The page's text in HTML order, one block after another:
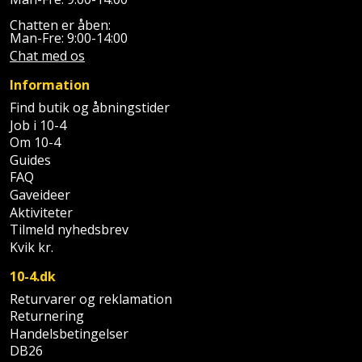
Tommestok
Tragt
Ud-
og
aftrækker
Værktøjskasse
og
opbevaring
Værktøjssæt
Vaterpas
Rotationslaser
Rundsavsklinge
Rystepudser
Rystepudsertilbehør
Slagboremaskine
Slagnøgletilbehør
Slagskruetrækker
Støttemur
Støvsuger
Strygejern
Terrassevarmer
Tømidler
Tørrestativ
Trappevanger
Udebruser
afskærmning
Varme
Chatten er åben:
Man-Fre: 9:00-14:00
Chat med os
Information
Find butik og åbningstider
Job i 10-4
Om 10-4
Guides
FAQ
Gaveideer
Aktiviteter
Tilmeld nyhedsbrev
Kvik kr.
10-4.dk
Returvarer og reklamation
Returnering
Handelsbetingelser
DB26